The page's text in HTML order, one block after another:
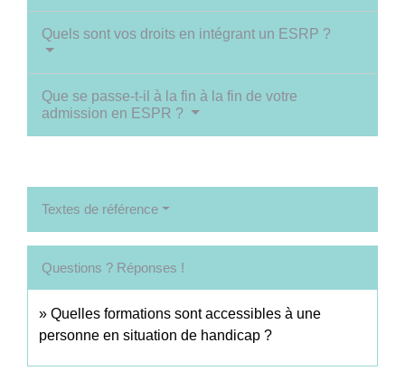
Quels sont vos droits en intégrant un ESRP ?
Que se passe-t-il à la fin à la fin de votre
admission en ESPR ?
Textes de référence
Questions ? Réponses !
Quelles formations sont accessibles à une
personne en situation de handicap ?